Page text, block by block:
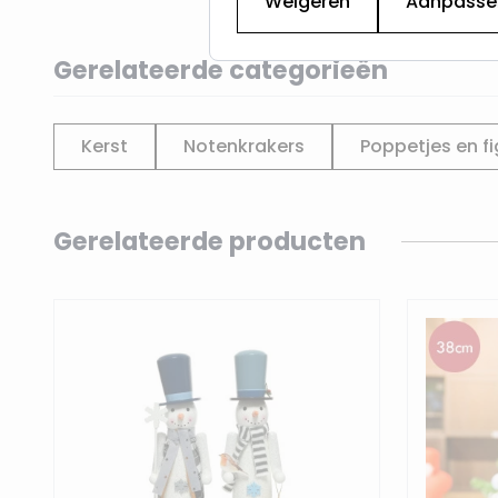
Gerelateerde categorieën
Kerst Notenkrakers Poppetjes en
Navigating through the elements of the carousel
Press to skip carousel
Gerelateerde producten